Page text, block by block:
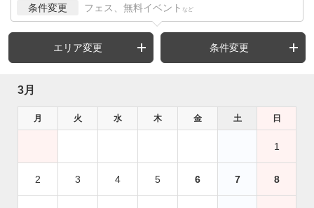
条件変更 フェス、無料イベント など
エリア変更 条件変更
3月
月 火 水 木 金 土 日
1
2 3 4 5 6 7 8